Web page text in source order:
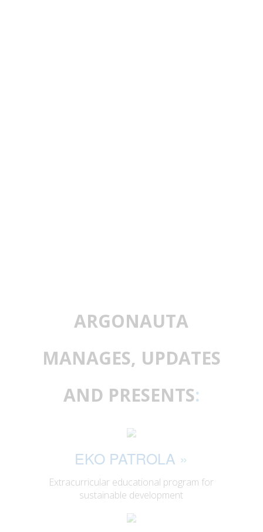
ARGONAUTA
MANAGES, UPDATES
AND PRESENTS:
EKO PATROLA »
Extracurricular educational program for
sustainable development